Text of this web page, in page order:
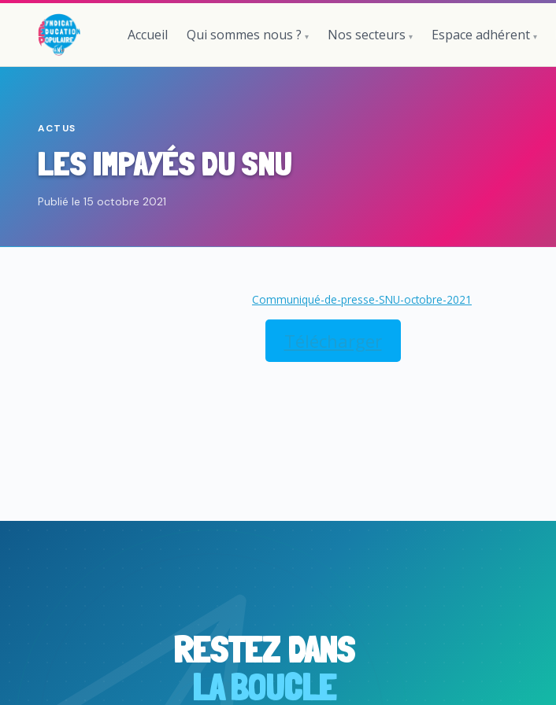
Accueil Qui sommes nous ? Nos secteurs Espace adhérent
ACTUS
LES IMPAYÉS DU SNU
Publié le 15 octobre 2021
Communiqué-de-presse-SNU-octobre-2021
Télécharger
RESTEZ DANS
LA BOUCLE